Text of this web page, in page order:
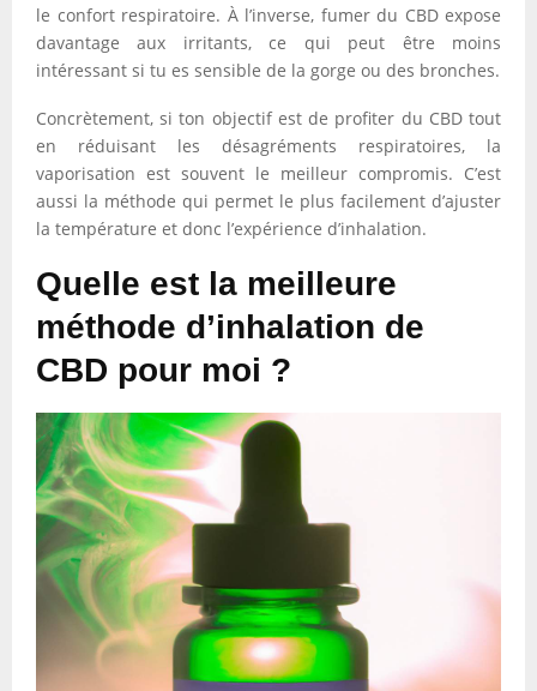
le confort respiratoire. À l’inverse, fumer du CBD expose
davantage aux irritants, ce qui peut être moins
intéressant si tu es sensible de la gorge ou des bronches.
Concrètement, si ton objectif est de profiter du CBD tout
en réduisant les désagréments respiratoires, la
vaporisation est souvent le meilleur compromis. C’est
aussi la méthode qui permet le plus facilement d’ajuster
la température et donc l’expérience d’inhalation.
Quelle est la meilleure
méthode d’inhalation de
CBD pour moi ?